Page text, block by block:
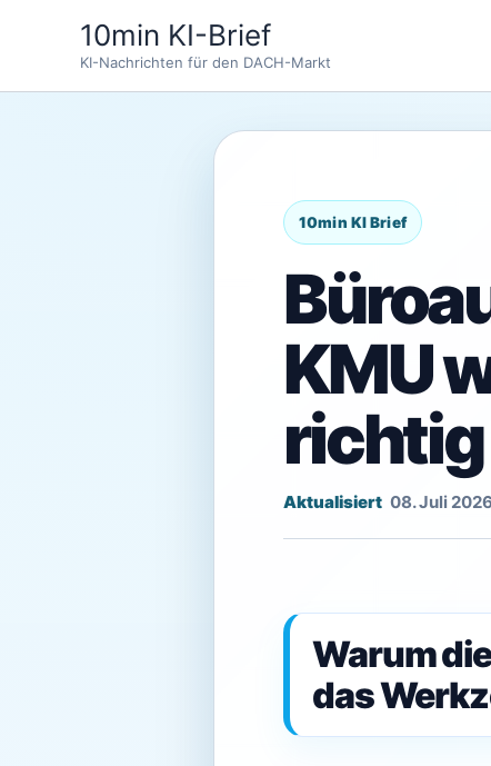
10min KI-Brief
KI-Nachrichten für den DACH-Markt
KMU
08. Juli 2026
Warum
das